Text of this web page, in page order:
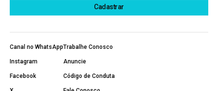
Canal no WhatsApp
Instagram
Facebook
Trabalhe Conosco
Anuncie
Código de Conduta